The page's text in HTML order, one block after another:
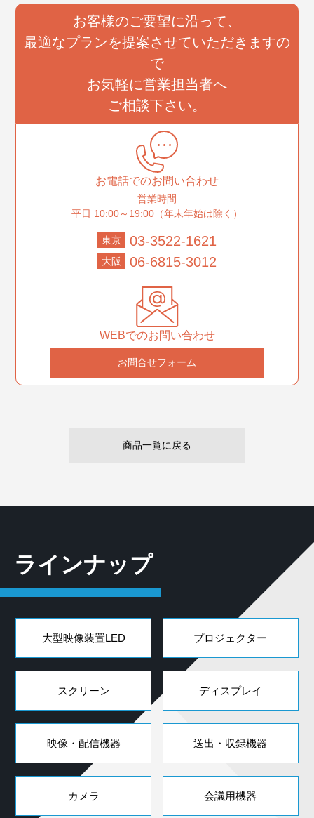
お客様のご要望に沿って、
最適なプランを提案させていただきますの
で
お気軽に営業担当者へ
ご相談下さい。
お電話でのお問い合わせ
営業時間
平日 10:00～19:00（年末年始は除く）
東京 03-3522-1621
大阪 06-6815-3012
WEBでのお問い合わせ
お問合せフォーム
商品一覧に戻る
ラインナップ
大型映像装置LED プロジェクター
スクリーン ディスプレイ
映像・配信機器 送出・収録機器
カメラ 会議用機器